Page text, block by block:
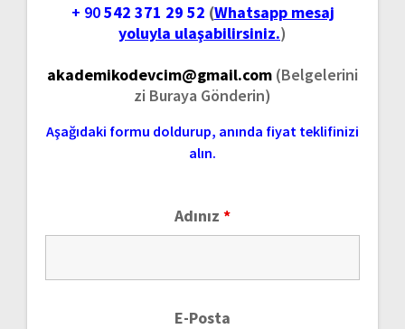
+ 90542 371 29 52 (Whatsapp mesaj
yoluyla ulaşabilirsiniz.)
akademikodevcim@gmail.com (Belgelerini
zi Buraya Gönderin)
Aşağıdaki formu doldurup, anında fiyat teklifinizi
alın.
Adınız *
E-Posta